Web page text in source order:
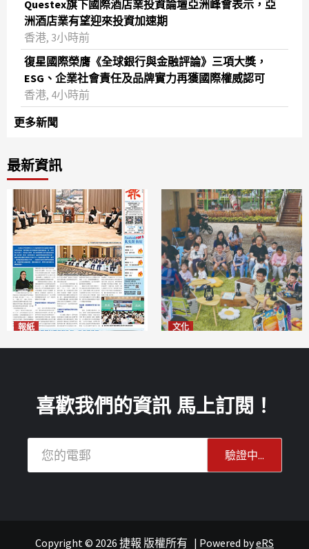
Questex旗下國際酒店業投資論壇亞洲峰會表示，亞
洲酒店業有望迎來投資加速期
香港, 3小時前
復星國際榮膺《全球銀行與金融評論》三項大獎，
ESG、企業社會責任及品牌實力再獲國際權威認可
香港, 4小時前
更多新聞
最新資訊
報紙 文化
喜歡我們的資訊 馬上訂閱！
Copyright © 2026 捷報 版權所有 | Powered byeRS